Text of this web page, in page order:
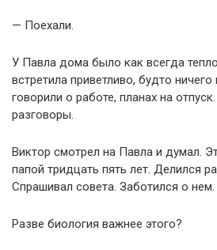
— Поехали.
У Павла дома было как всегда
встретила приветливо, будто
говорили о работе, планах на
разговоры.
Виктор смотрел на Павла и думал.
папой тридцать пять лет. Делился
Спрашивал совета. Заботился о нем.
Разве биология важнее этого?